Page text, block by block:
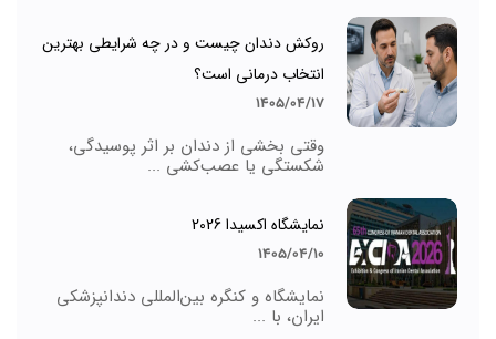
روکش دندان چیست و در چه شرایطی بهترین
انتخاب درمانی است؟
1405/04/17
وقتی بخشی از دندان بر اثر پوسیدگی،
شکستگی یا عصب‌کشی ...
نمایشگاه اکسیدا 2026
1405/04/10
نمایشگاه و کنگره بین‌المللی دندانپزشکی
ایران، با ...